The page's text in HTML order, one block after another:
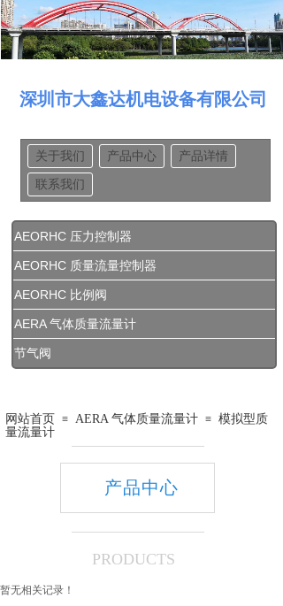
深圳市大鑫达机电设备有限公司
关于我们 产品中心
产品详情
联系我们
AEORHC 压力控制器
AEORHC 质量流量控制器
AEORHC 比例阀
AERA 气体质量流量计
节气阀
网站首页 ≡ AERA 气体质量流量计 ≡ 模拟型质
量流量计
产品中心
PRODUCTS
暂无相关记录！